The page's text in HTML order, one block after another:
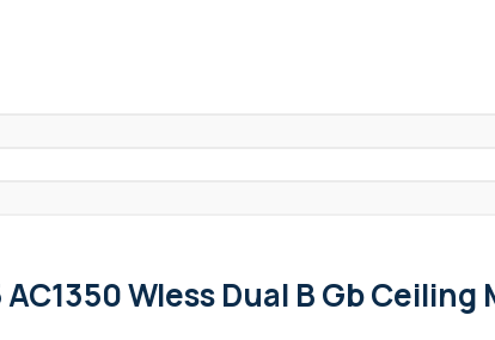
Wless Dual B Gb Ceiling